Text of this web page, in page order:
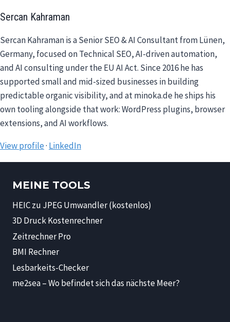
Sercan Kahraman
Sercan Kahraman is a Senior SEO & AI Consultant from Lünen,
Germany, focused on Technical SEO, AI-driven automation,
and AI consulting under the EU AI Act. Since 2016 he has
supported small and mid-sized businesses in building
predictable organic visibility, and at minoka.de he ships his
own tooling alongside that work: WordPress plugins, browser
extensions, and AI workflows.
View profile· LinkedIn
MEINE TOOLS
HEIC zu JPEG Umwandler (kostenlos)
3D Druck Kostenrechner
Zeitrechner Pro
BMI Rechner
Lesbarkeits-Checker
me2sea – Wo befindet sich das nächste Meer?